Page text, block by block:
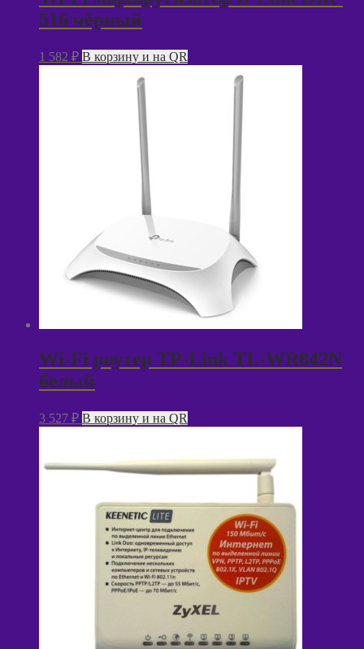
516 чёрный
1 582 ₽ В корзину и на QR
Wi-Fi роутер TP-Link TL-WR842N
белый
3 527 ₽ В корзину и на QR